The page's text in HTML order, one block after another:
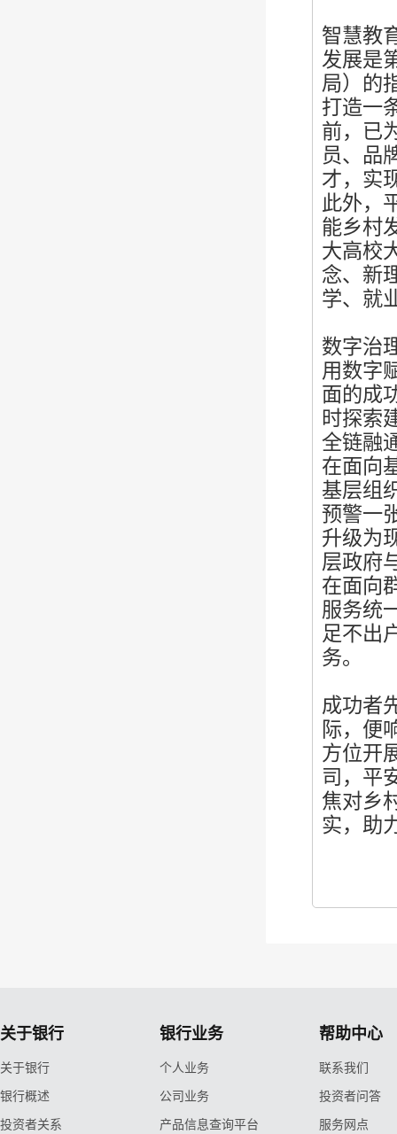
智慧教
发展是
局）的
打造一
前，已
员、品
才，实
此外，
能乡村
大高校
念、新
学、就
数字治
用数字
面的成
时探索
全链融
在面向
基层组
预警一
升级为
层政府
在面向
服务统
足不出
务。
成功者
际，便
方位开
司，平
焦对乡
实，助
关于银行
关于银行
银行概述
投资者关系
银行业务
个人业务
公司业务
产品信息查询平台
帮助中心
联系我们
投资者问答
服务网点